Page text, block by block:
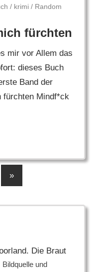
/ krimi / Random
fürchten
mir vor Allem das
dieses Buch
Band der
fürchten Mindf*ck
Nächste
Beiträge
»
Bildquelle und